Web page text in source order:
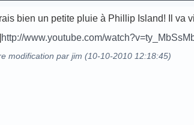
bien un petite pluie à Phillip Island! Il va
http://www.youtube.com/
modification par jim (10-10-2010 12:18:45)